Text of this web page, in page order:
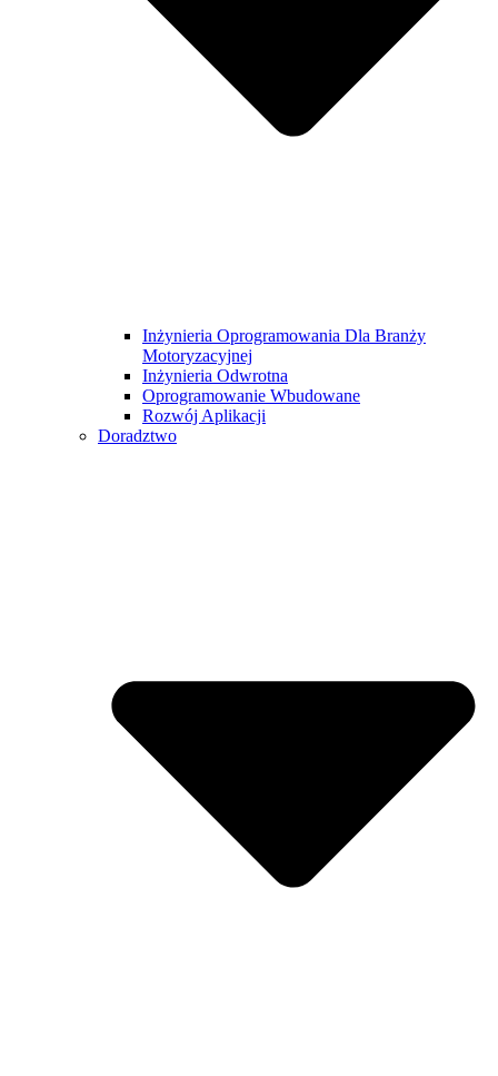
Inżynieria Oprogramowania Dla Branży
Motoryzacyjnej
Inżynieria Odwrotna
Oprogramowanie Wbudowane
Rozwój Aplikacji
Doradztwo